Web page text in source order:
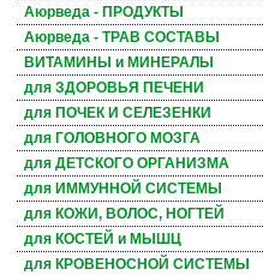
Аюрведа - ПРОДУКТЫ
Аюрведа - ТРАВ СОСТАВЫ
ВИТАМИНЫ и МИНЕРАЛЫ
для ЗДОРОВЬЯ ПЕЧЕНИ
для ПОЧЕК И СЕЛЕЗЕНКИ
для ГОЛОВНОГО МОЗГА
для ДЕТСКОГО ОРГАНИЗМА
для ИММУННОЙ СИСТЕМЫ
для КОЖИ, ВОЛОС, НОГТЕЙ
для КОСТЕЙ и МЫШЦ
для КРОВЕНОСНОЙ СИСТЕМЫ